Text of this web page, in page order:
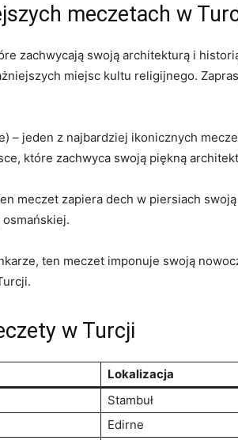
meczetach w
zachwycają ⁣swoją architekturą i
miejsc ‌kultu religijnego.
– jeden z najbardziej ikonicznych
które ‌zachwyca swoją piękną
meczet zapiera dech⁤ w piersiach
ten ‌meczet imponuje swoją
w Turcji
Lokalizacja
Stambuł
Edirne